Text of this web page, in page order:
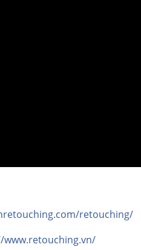
retouching/